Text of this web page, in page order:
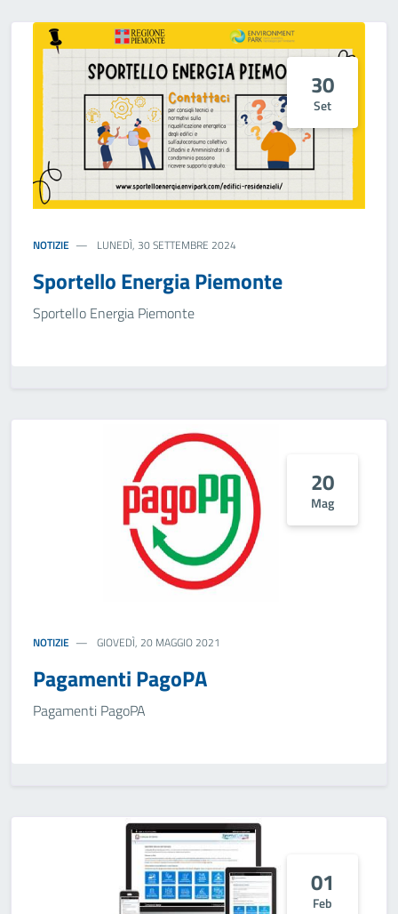
30
Set
NOTIZIE LUNEDÌ, 30 SETTEMBRE 2024
Sportello Energia Piemonte
Sportello Energia Piemonte
20
Mag
NOTIZIE GIOVEDÌ, 20 MAGGIO 2021
Pagamenti PagoPA
Pagamenti PagoPA
01
Feb